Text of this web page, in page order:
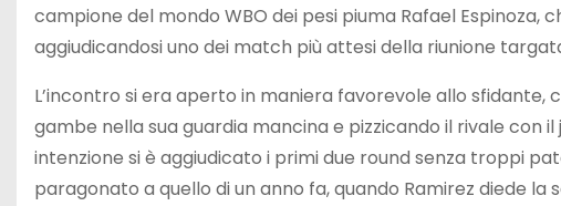
campione del mondo WBO dei pesi piuma Rafael
aggiudicandosi uno dei match più attesi della riunione
L’incontro si era aperto in maniera favorevole allo
gambe nella sua guardia mancina e pizzicando il rivale con
intenzione si è aggiudicato i primi due round senza troppi
paragonato a quello di un anno fa, quando Ramirez diede la